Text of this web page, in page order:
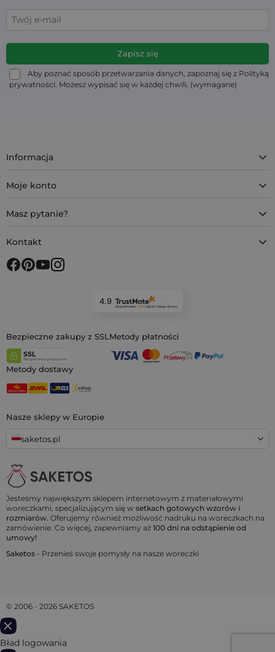
Aby poznać sposób przetwarzania danych, zapoznaj się z Polityką
prywatności. Możesz wypisać się w każdej chwili. (wymagane)
Jesteśmy największym sklepem internetowym z materiałowymi
woreczkami, specjalizującym się w setkach gotowych wzorów i
rozmiarów. Oferujemy również możliwość nadruku na woreczkach na
zamówienie. Co więcej, zapewniamy aż 100 dni na odstąpienie od
umowy!
Saketos - Przenieś swoje pomysły na nasze woreczki
Nasze sklepy w Europie
saketos.pl
Informacja
Moje konto
Masz pytanie?
Kontakt
4.9
Na podstawie 11 933opiniiz całego okresu
Bezpieczne zakupy z SSLMetody płatności
Metody dostawy
© 2006 - 2026 SAKETOS
Bład logowania